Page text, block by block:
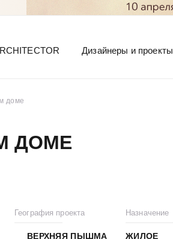
Дизайнеры и проекты
доме
ДОМЕ
География проекта
ВЕРХНЯЯ ПЫШМА
Назначение
ЖИЛОЕ